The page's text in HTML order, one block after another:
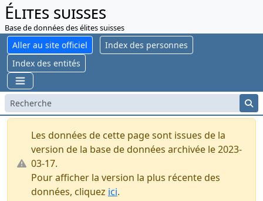
Élites suisses
Base de données des élites suisses
Aller au site officiel
Index des personnes
Index des entités
Les données de cette page sont issues de la
version de la base de données archivée le 2023-
03-17.
Pour afficher la version la plus récente des
données, cliquez ici.